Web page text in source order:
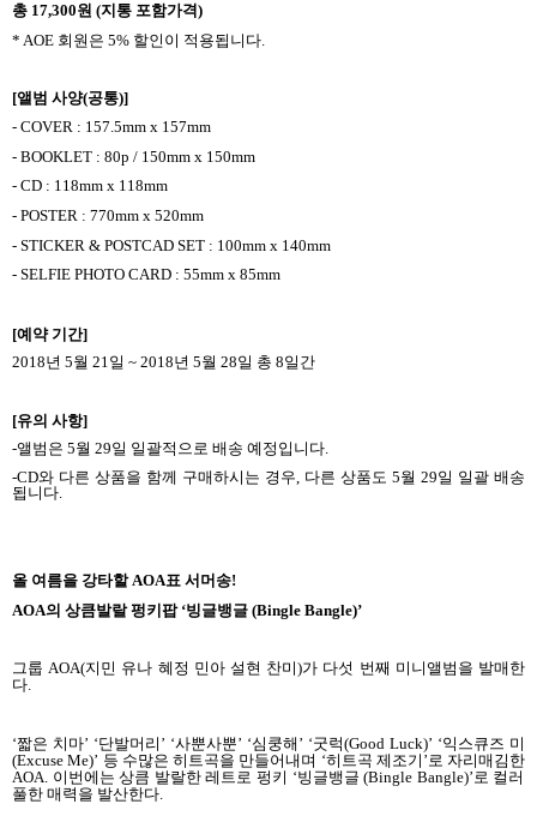
총 17,300원 (지통 포함가격)
* AOE 회원은 5% 할인이 적용됩니다.
[앨범 사양(공통)]
- COVER : 157.5mm x 157mm
- BOOKLET : 80p / 150mm x 150mm
- CD : 118mm x 118mm
- POSTER : 770mm x 520mm
- STICKER & POSTCAD SET : 100mm x 140mm
- SELFIE PHOTO CARD : 55mm x 85mm
[예약 기간]
2018년 5월 21일 ~ 2018년 5월 28일 총 8일간
[유의 사항]
-앨범은 5월 29일 일괄적으로 배송 예정입니다.
-CD와 다른 상품을 함께 구매하시는 경우 다른 상품도 5월 29일 일괄 배송
됩니다
올 여름을 강타할AOA표 서머송!
AOA의 상큼발랄 펑키팝‘빙글뱅글 (Bingle Bangle)’
그룹 AOA(지민 유나 혜정 민아 설현 찬미)가 다섯 번째 미니앨범을 발매한
다
‘짧은 치마’ ‘단발머리 ’ ‘사뿐사뿐’ ‘심쿵해 ’ ‘굿럭(Good Luck)’ ‘익스큐즈 미
(Excuse Me)’ 등 수많은 히트곡을 만들어내며 ‘히트곡 제조기 ’로 자리매김한
AOA. 이번에는 상큼 발랄한 레트로 펑키 ‘빙글뱅글 (Bingle Bangle)’로 컬러
풀한 매력을 발산한다.